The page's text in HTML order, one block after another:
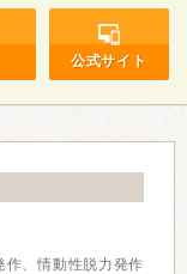
公式サイト
作、情動性脱力発作